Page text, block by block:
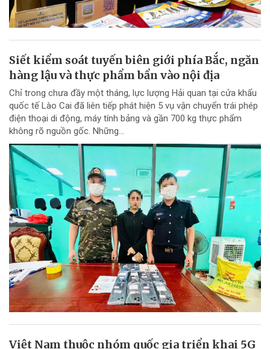
Siết kiểm soát tuyến biên giới phía Bắc, ngăn
hàng lậu và thực phẩm bẩn vào nội địa
Chỉ trong chưa đầy một tháng, lực lượng Hải quan tại cửa khẩu
quốc tế Lào Cai đã liên tiếp phát hiện 5 vụ vận chuyển trái phép
điện thoại di động, máy tính bảng và gần 700 kg thực phẩm
không rõ nguồn gốc. Những...
Việt Nam thuộc nhóm quốc gia triển khai 5G